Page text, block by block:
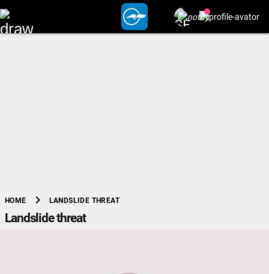
HOME chevron_right LANDSLIDE THREAT
Landslide threat